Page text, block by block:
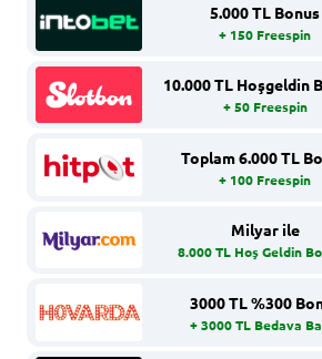
5.000 TL Bonus
+ 150 Freespin
10.000 TL Hoşgeldin
+ 50 Freespin
Toplam 6.000 TL
+ 100 Freespin
Milyar ile
8.000 TL Hoş Geldin
3000 TL %300
+ 3000 TL Bedava